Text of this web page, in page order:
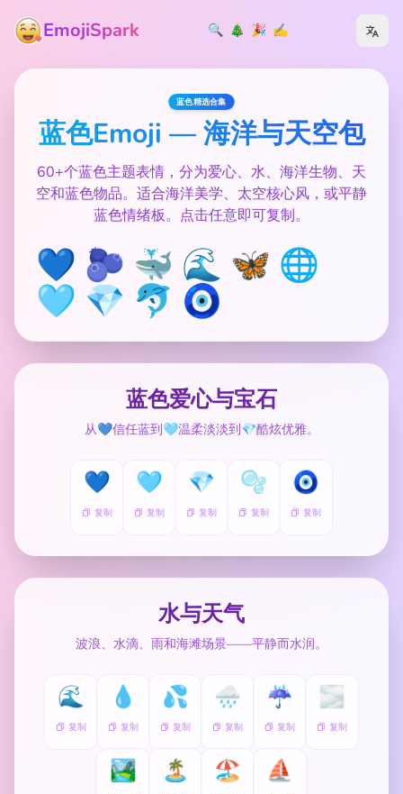
EmojiSpark 🔍 🎄 🎉 ✍️
蓝色精选合集
蓝色Emoji — 海洋与天空包
60+个蓝色主题表情，分为爱心、水、海洋生物、天
空和蓝色物品。适合海洋美学、太空核心风，或平静
蓝色情绪板。点击任意即可复制。
💙 🫐 🐳 🌊 🦋 🌐
🩵 💎 🐬 🧿
蓝色爱心与宝石
从💙信任蓝到🩵温柔淡淡到💎酷炫优雅。
💙
复制
🩵
复制
💎
复制
🫧
复制
🧿
复制
水与天气
波浪、水滴、雨和海滩场景——平静而水润。
🌊
复制
💧
复制
💦
复制
🌧️
复制
☔
复制
🌫️
复制
🏞️ 🏝️ 🏖️ ⛵